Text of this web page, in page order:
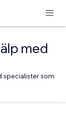
med
specialister som